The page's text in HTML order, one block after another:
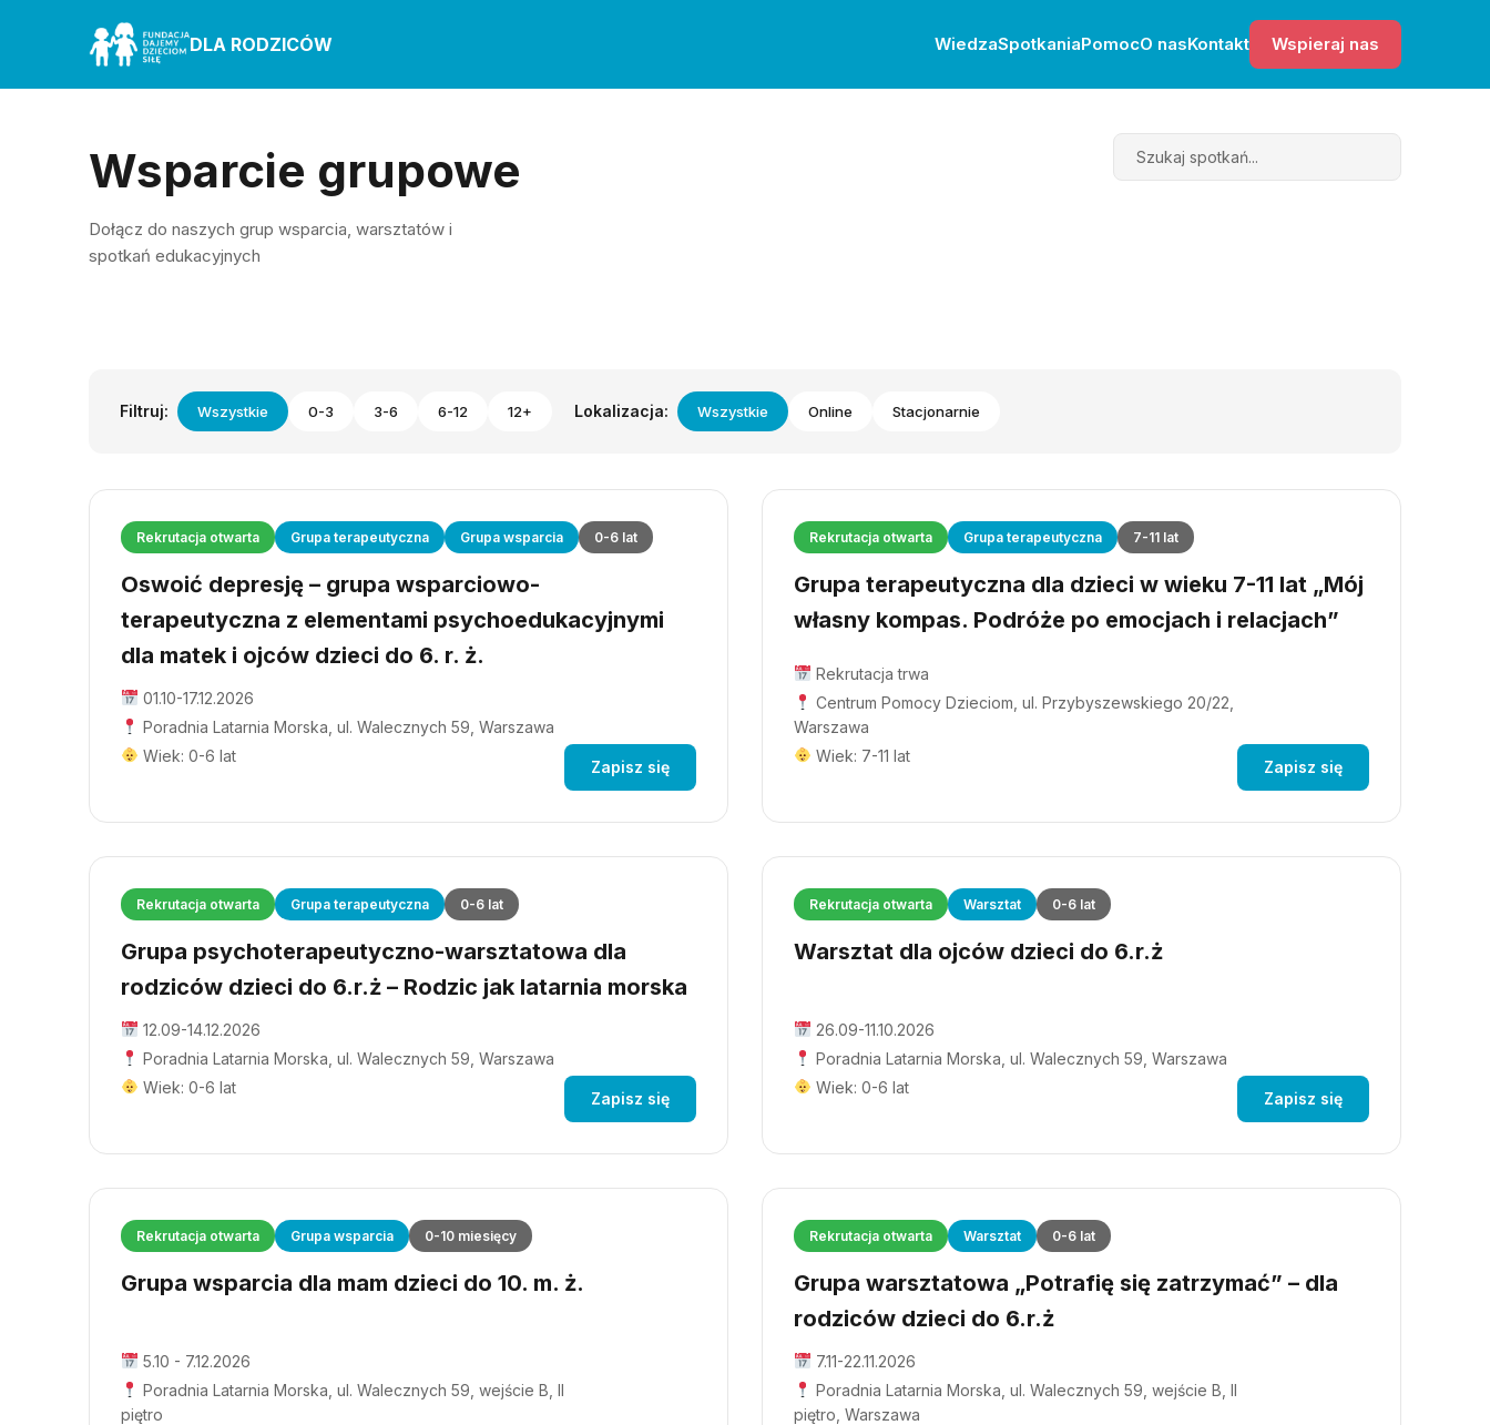
DLA RODZICÓW WiedzaSpotkaniaPomocO nasKontakt Wspieraj nas
Wsparcie grupowe
Dołącz do naszych grup wsparcia, warsztatów i
spotkań edukacyjnych
Search
Filtruj: Wszystkie 0-3 3-6 6-12 12+ Lokalizacja: Wszystkie Online Stacjonarnie
Rekrutacja otwarta Grupa terapeutyczna Grupa wsparcia 0-6 lat
Oswoić depresję – grupa wsparciowo-
terapeutyczna z elementami psychoedukacyjnymi
dla matek i ojców dzieci do 6. r. ż.
01.10-17.12.2026
Poradnia Latarnia Morska, ul. Walecznych 59, Warszawa
Wiek: 0-6 lat
Zapisz się
Rekrutacja otwarta Grupa terapeutyczna 7-11 lat
Grupa terapeutyczna dla dzieci w wieku 7-11 lat „Mój
własny kompas. Podróże po emocjach i relacjach”
Rekrutacja trwa
Centrum Pomocy Dzieciom, ul. Przybyszewskiego 20/22,
Warszawa
Wiek: 7-11 lat
Zapisz się
Rekrutacja otwarta Grupa terapeutyczna 0-6 lat
Grupa psychoterapeutyczno-warsztatowa dla
rodziców dzieci do 6.r.ż – Rodzic jak latarnia morska
12.09-14.12.2026
Poradnia Latarnia Morska, ul. Walecznych 59, Warszawa
Wiek: 0-6 lat
Zapisz się
Rekrutacja otwarta Warsztat 0-6 lat
Warsztat dla ojców dzieci do 6.r.ż
26.09-11.10.2026
Poradnia Latarnia Morska, ul. Walecznych 59, Warszawa
Wiek: 0-6 lat
Zapisz się
Rekrutacja otwarta Grupa wsparcia 0-10 miesięcy
Grupa wsparcia dla mam dzieci do 10. m. ż.
5.10 - 7.12.2026
Poradnia Latarnia Morska, ul. Walecznych 59, wejście B, II
piętro
Rekrutacja otwarta Warsztat 0-6 lat
Grupa warsztatowa „Potrafię się zatrzymać” – dla
rodziców dzieci do 6.r.ż
7.11-22.11.2026
Poradnia Latarnia Morska, ul. Walecznych 59, wejście B, II
piętro, Warszawa